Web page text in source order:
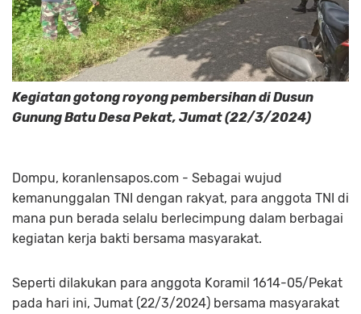
Kegiatan gotong royong pembersihan di Dusun
Gunung Batu Desa Pekat, Jumat (22/3/2024)
Dompu, koranlensapos.com - Sebagai wujud
kemanunggalan TNI dengan rakyat, para anggota TNI di
mana pun berada selalu berlecimpung dalam berbagai
kegiatan kerja bakti bersama masyarakat.
Seperti dilakukan para anggota Koramil 1614-05/Pekat
pada hari ini, Jumat (22/3/2024) bersama masyarakat